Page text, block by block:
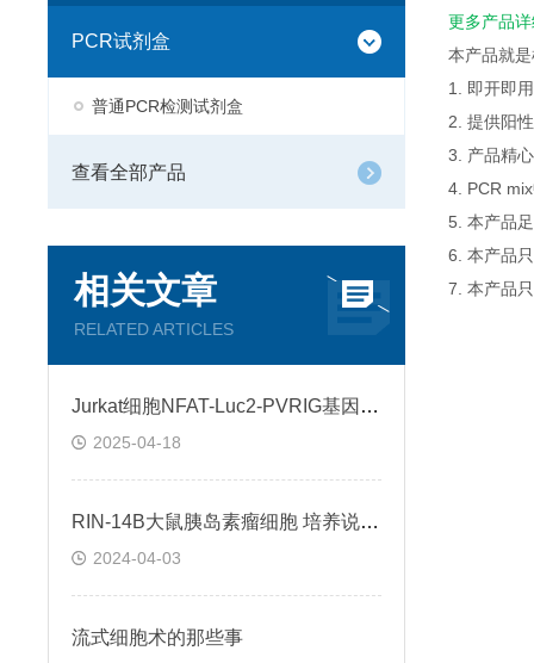
PCR试剂盒
普通PCR检测试剂盒
查看全部产品
相关文章
RELATED ARTICLES
Jurkat细胞NFAT-Luc2-PVRIG基因过表达稳转株的构建与意义
2025-04-18
RIN-14B大鼠胰岛素瘤细胞 培养说明书
2024-04-03
流式细胞术的那些事
更多产品
本产品就
1. 即开即
2. 提供阳
3. 产品精
4. PCR
5. 本产品
6. 本产品
7. 本产品